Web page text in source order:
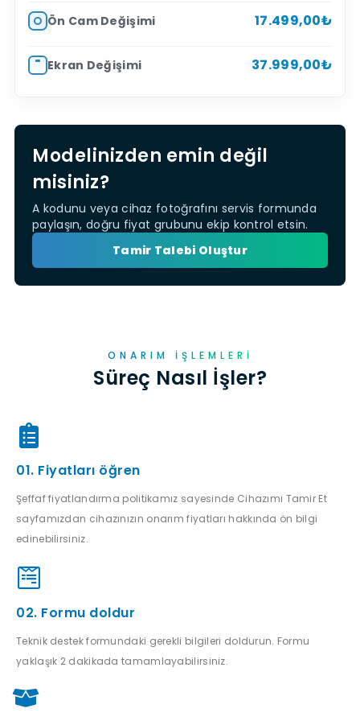
Ön Cam Değişimi 17.499,00₺
Ekran Değişimi 37.999,00₺
Modelinizden emin değil
misiniz?
A kodunu veya cihaz fotoğrafını servis formunda
paylaşın, doğru fiyat grubunu ekip kontrol etsin.
Tamir Talebi Oluştur
ONARIM İŞLEMLERI
Süreç Nasıl İşler?
01. Fiyatları öğren
Şeffaf fiyatlandırma politikamız sayesinde Cihazımı Tamir Et
sayfamızdan cihazınızın onarım fiyatları hakkında ön bilgi
edinebilirsiniz.
02. Formu doldur
Teknik destek formundaki gerekli bilgileri doldurun. Formu
yaklaşık 2 dakikada tamamlayabilirsiniz.